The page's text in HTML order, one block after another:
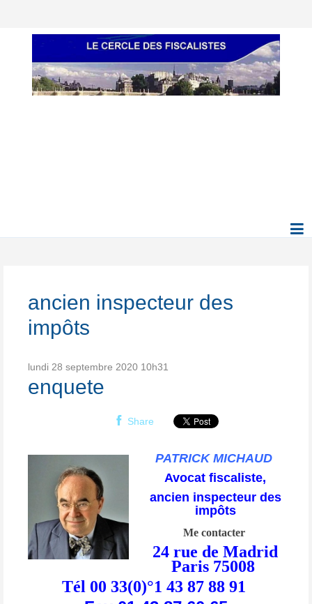
ancien inspecteur des
impôts
lundi 28 septembre 2020 10h31
enquete
Share
PATRICK MICHAUD
Avocat fiscaliste,
ancien inspecteur des
impôts
Me contacter
24 rue de Madrid
Paris 75008
Tél 00 33(0)°1 43 87 88 91